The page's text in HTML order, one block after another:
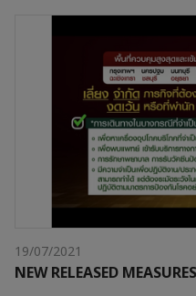
19/07/2021
NEW RELEASED